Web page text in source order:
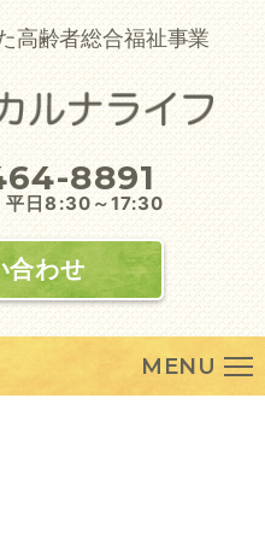
高齢者総合福祉事業
8891
平日8:30～17:30
合わせ
MENU